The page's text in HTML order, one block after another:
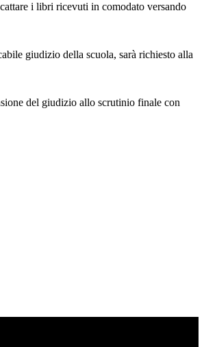
i libri ricevuti in comodato versando
giudizio della scuola, sarà richiesto alla
del giudizio allo scrutinio finale con